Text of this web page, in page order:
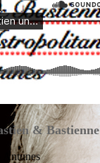
& Bastienne
Antunes